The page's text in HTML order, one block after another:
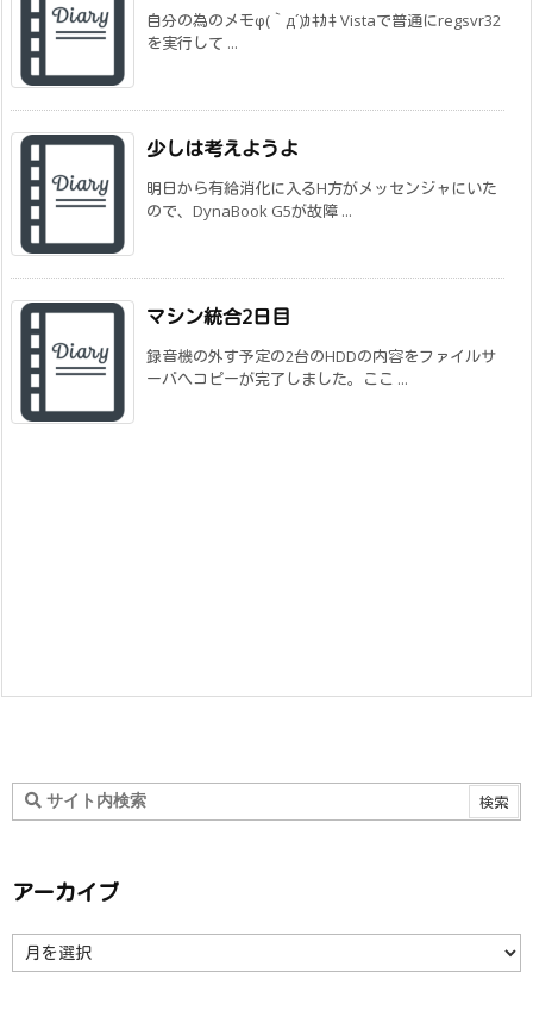
自分の為のメモφ(｀д´)ｶｷｶｷ Vistaで普通にregsvr32
を実行して ...
少しは考えようよ
明日から有給消化に入るH方がメッセンジャにいた
ので、DynaBook G5が故障 ...
マシン統合2日目
録音機の外す予定の2台のHDDの内容をファイルサ
ーバへコピーが完了しました。ここ ...
アーカイブ
ー